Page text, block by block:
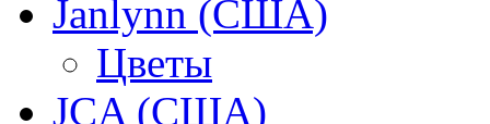
Janlynn (США)
Цветы
JCA (США)